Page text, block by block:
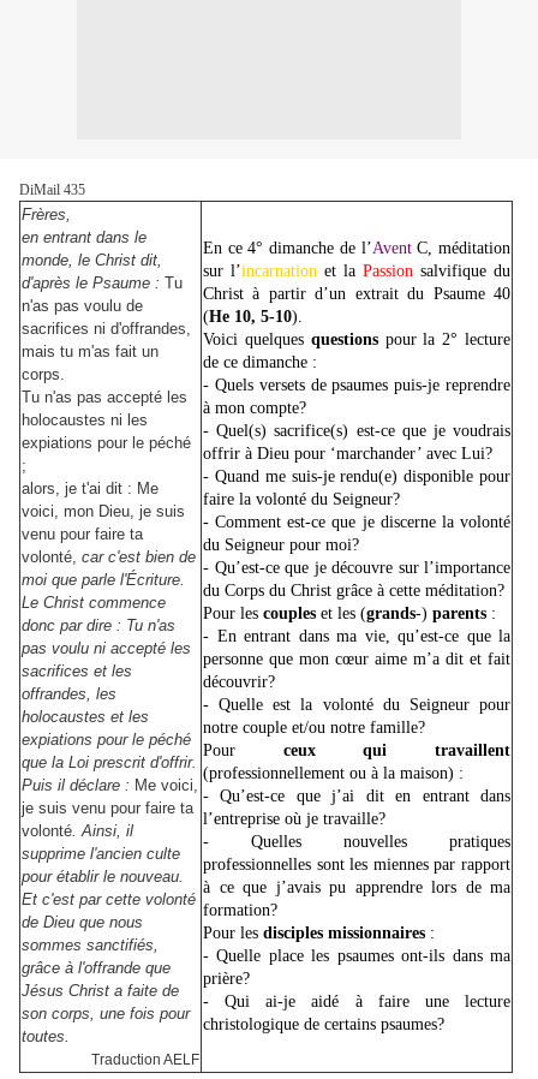
DiMail 435
Frères,
en entrant dans le
monde, le Christ dit,
d'après le Psaume : Tu
n'as pas voulu de
sacrifices ni d'offrandes,
mais tu m'as fait un
corps.
Tu n'as pas accepté les
holocaustes ni les
expiations pour le péché
;
alors, je t'ai dit : Me
voici, mon Dieu, je suis
venu pour faire ta
volonté, car c'est bien de
moi que parle l'Écriture.
Le Christ commence
donc par dire : Tu n'as
pas voulu ni accepté les
sacrifices et les
offrandes, les
holocaustes et les
expiations pour le péché
que la Loi prescrit d'offrir.
Puis il déclare : Me voici,
je suis venu pour faire ta
volonté. Ainsi, il
supprime l'ancien culte
pour établir le nouveau.
Et c'est par cette volonté
de Dieu que nous
sommes sanctifiés,
grâce à l'offrande que
Jésus Christ a faite de
son corps, une fois pour
toutes.
Traduction AELF
En ce 4° dimanche de l’AventC, méditation
sur l’incarnation et la Passion salvifique du
Christ à partir d’un extrait du Psaume 40
(He 10, 5-10).
Voici quelques questions pour la 2° lecture
de ce dimanche :
- Quels versets de psaumes puis-je reprendre
à mon compte?
- Quel(s) sacrifice(s) est-ce que je voudrais
offrir à Dieu pour ‘marchander’ avec Lui?
- Quand me suis-je rendu(e) disponible pour
faire la volonté du Seigneur?
- Comment est-ce que je discerne la volonté
du Seigneur pour moi?
- Qu’est-ce que je découvre sur l’importance
du Corps du Christ grâce à cette méditation?
Pour les couples et les (grands-) parents :
- En entrant dans ma vie, qu’est-ce que la
personne que mon cœur aime m’a dit et fait
découvrir?
- Quelle est la volonté du Seigneur pour
notre couple et/ou notre famille?
Pour ceux qui travaillent
(professionnellement ou à la maison) :
- Qu’est-ce que j’ai dit en entrant dans
l’entreprise où je travaille?
- Quelles nouvelles pratiques
professionnelles sont les miennes par rapport
à ce que j’avais pu apprendre lors de ma
formation?
Pour les disciples missionnaires :
- Quelle place les psaumes ont-ils dans ma
prière?
- Qui ai-je aidé à faire une lecture
christologique de certains psaumes?